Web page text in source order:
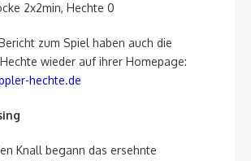
2x2min, Hechte 0
zum Spiel haben auch die
wieder auf ihrer Homepage:
hechte.de
Knall begann das ersehnte